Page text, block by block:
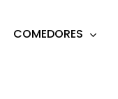
COMEDORES